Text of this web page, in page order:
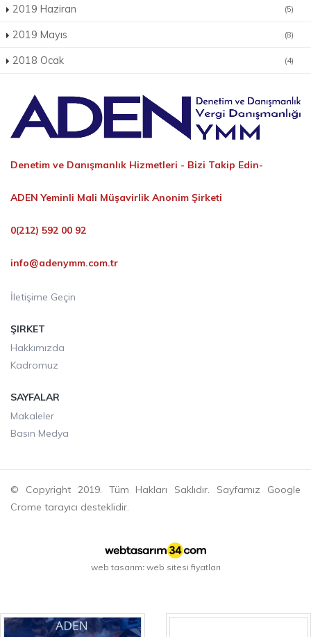
2019 Haziran (5)
2019 Mayıs (8)
2018 Ocak (4)
Denetim ve Danışmanlık Hizmetleri - Bizi Takip Edin-
ADEN Yeminli Mali Müşavirlik Anonim Şirketi
0(212) 592 00 92
info@adenymm.com.tr
İletişime Geçin
ŞIRKET
Hakkımızda
Kadromuz
SAYFALAR
Makaleler
Basın Medya
© Copyright 2019. Tüm Hakları Saklıdır. Sayfamız Google
Crome tarayıcı desteklidir.
web tasarım web sitesi fiyatları